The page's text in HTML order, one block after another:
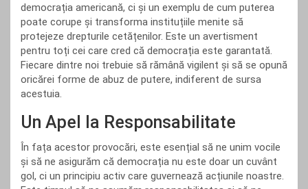
democrația americană, ci și un exemplu de cum puterea
poate corupe și transforma instituțiile menite să
protejeze drepturile cetățenilor. Este un avertisment
pentru toți cei care cred că democrația este garantată.
Fiecare dintre noi trebuie să rămână vigilent și să se opună
oricărei forme de abuz de putere, indiferent de sursa
acestuia.
Un Apel la Responsabilitate
În fața acestor provocări, este esențial să ne unim vocile
și să ne asigurăm că democrația nu este doar un cuvânt
gol, ci un principiu activ care guvernează acțiunile noastre.